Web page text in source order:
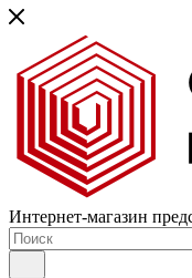
Интернет-магазин